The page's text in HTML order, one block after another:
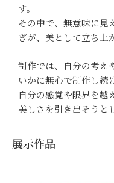
す。
その中で、無意味に見
ぎが、美として立ち上
制作では、自分の考え
いかに無心で制作し続
自分の感覚や限界を越
美しさを引き出そうと
展示作品